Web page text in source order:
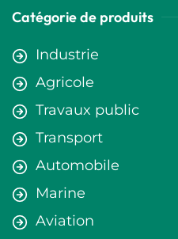
Catégorie de produits
Industrie
Agricole
Travaux public
Transport
Automobile
Marine
Aviation